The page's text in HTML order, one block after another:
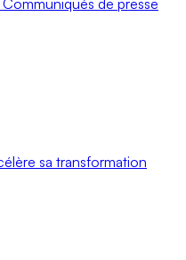
sa transformation